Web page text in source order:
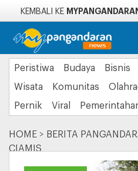
KEMBALI KE
Peristiwa Budaya Bisnis
Wisata
Komunitas
Pernik
Viral
HOME > BERITA
CIAMIS